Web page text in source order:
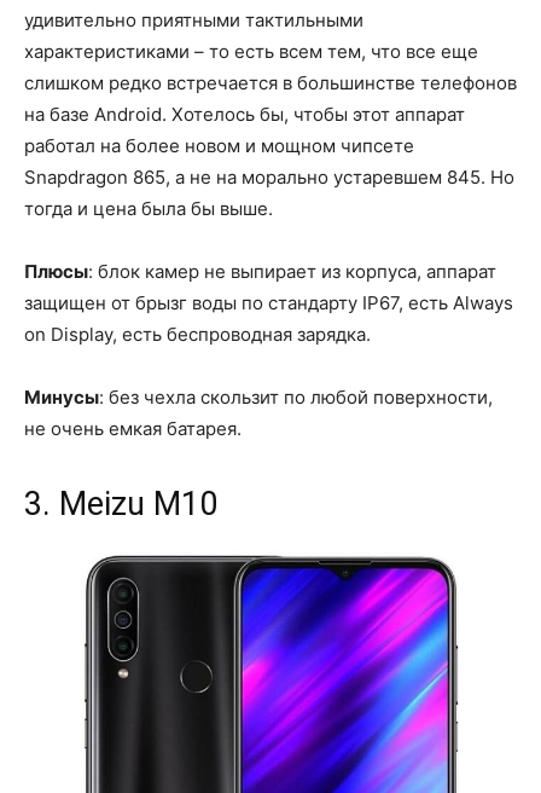
удивительно приятными тактильными
характеристиками – то есть всем тем, что все еще
слишком редко встречается в большинстве телефонов
на базе Android. Хотелось бы, чтобы этот аппарат
работал на более новом и мощном чипсете
Snapdragon 865, а не на морально устаревшем 845. Но
тогда и цена была бы выше.
Плюсы: блок камер не выпирает из корпуса, аппарат
защищен от брызг воды по стандарту IP67, есть Always
on Display, есть беспроводная зарядка.
Минусы: без чехла скользит по любой поверхности,
не очень емкая батарея.
3. Meizu M10